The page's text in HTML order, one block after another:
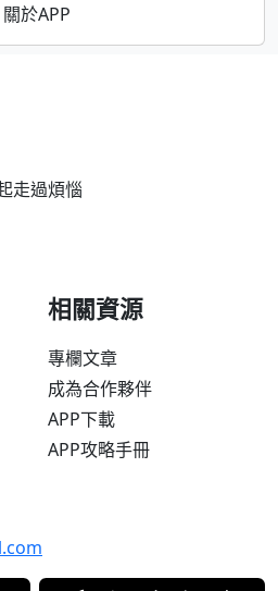
關於APP
走過煩惱
相關資源
專欄文章
成為合作夥伴
APP下載
APP攻略手冊